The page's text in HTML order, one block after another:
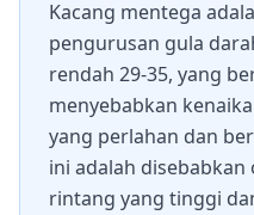
Kacang mentega
pengurusan gula
rendah 29-35, yang
menyebabkan
yang perlahan dan
ini adalah
rintang yang tinggi